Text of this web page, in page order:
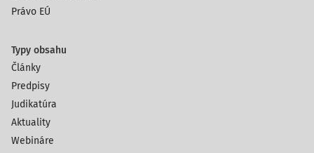
Právo EÚ
Typy obsahu
Články
Predpisy
Judikatúra
Aktuality
Webináre